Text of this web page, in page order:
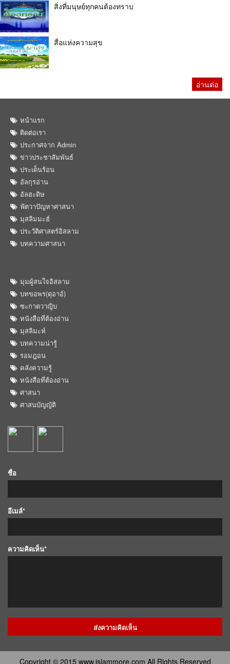
สิ่งที่มนุษย์ทุกคนต้องทราบ
สื่อแห่งความสุข
อ่านต่อ
หน้าแรก
ติดต่อเรา
ประกาศจาก Admin
ข่าวประชาสัมพันธ์
ประเด็นร้อน
อัลกุรอ่าน
อัลฮะดิษ
ฟัตวาปัญหาศาสนา
มุสลิมมะฮ์
ประวัติศาสตร์อิสลาม
บทความศาสนา
มุมผู้สนใจอิสลาม
บทขอพร(ดุอาอ์)
ซะกาตวาญิบ
หนังสือที่ต้องอ่าน
มุสลิมะห์
บทความน่ารู้
รอมฎอน
คลังความรู้
หนังสือที่ต้องอ่าน
ศาสนา
ศาสนบัญญัติ
ชื่อ
อีเมล์*
ความคิดเห็น*
Copyright © 2015 www.islammore.com All Rights Reserved